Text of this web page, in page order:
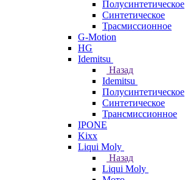
Полусинтетическое
Синтетическое
Трасмиссионное
G-Motion
HG
Idemitsu
Назад
Idemitsu
Полусинтетическое
Синтетическое
Трансмиссионное
IPONE
Kixx
Liqui Moly
Назад
Liqui Moly